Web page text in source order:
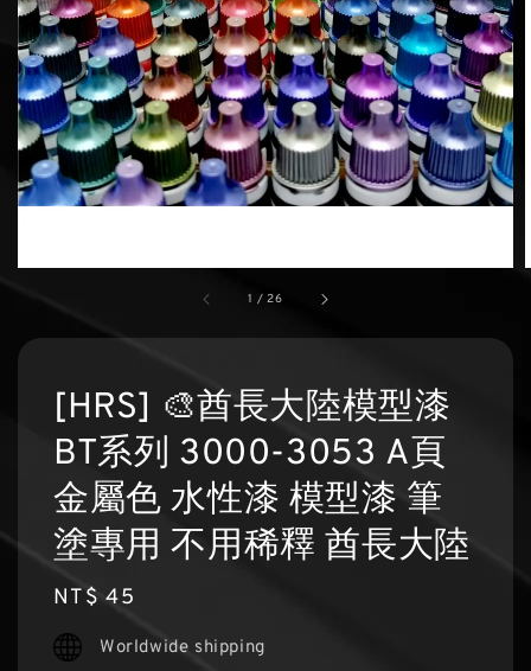
1 /26
[HRS] 🎨酋長大陸模型漆
BT系列 3000-3053 A頁
金屬色 水性漆 模型漆 筆
塗專用 不用稀釋 酋長大陸
Regular
price
NT$ 45
Worldwide shipping